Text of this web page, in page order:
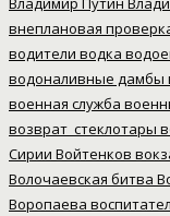
внеплановая
водители водка
водоналивные дамбы
военная служба
возврат_стеклотары
Сирии Войтенков
Волочаевская битва
Воропаева